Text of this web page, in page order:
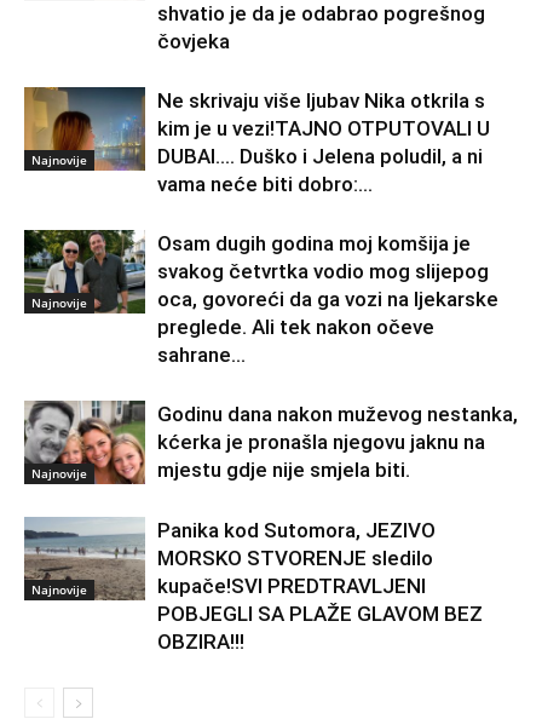
shvatio je da je odabrao pogrešnog
čovjeka
Najnovije
Ne skrivaju više ljubav Nika otkrila s
kim je u vezi!TAJNO OTPUTOVALI U
DUBAI…. Duško i Jelena poludil, a ni
vama neće biti dobro:...
Najnovije
Osam dugih godina moj komšija je
svakog četvrtka vodio mog slijepog
oca, govoreći da ga vozi na ljekarske
preglede. Ali tek nakon očeve
sahrane...
Najnovije
Godinu dana nakon muževog nestanka,
kćerka je pronašla njegovu jaknu na
mjestu gdje nije smjela biti.
Najnovije
Panika kod Sutomora, JEZIVO
MORSKO STVORENJE sledilo
kupače!SVI PREDTRAVLJENI
POBJEGLI SA PLAŽE GLAVOM BEZ
OBZIRA!!!